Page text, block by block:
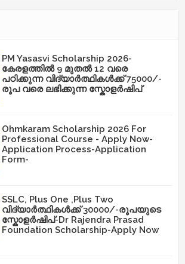
PM Yasasvi Scholarship 2026-
കേരളത്തിൽ 9 മുതൽ 12 വരെ
പഠിക്കുന്ന വിദ്യാർത്ഥികൾക്ക് 75000/-
രൂപ വരെ ലഭിക്കുന്ന സ്കോളർഷിപ്
Ohmkaram Scholarship 2026 For
Professional Course - Apply Now-
Application Process-Application
Form-
SSLC, Plus One ,Plus Two
വിദ്യാർത്ഥികൾക്ക് 30000/-രൂപയുടെ
സ്കോളർഷിപ്-Dr Rajendra Prasad
Foundation Scholarship-Apply Now